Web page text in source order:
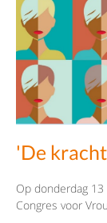
'De kracht
Op donderdag
Congres voor